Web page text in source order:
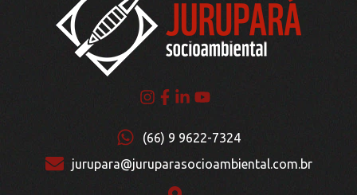
(66) 9 9622-7324
jurupara@juruparasocioambiental.com.br